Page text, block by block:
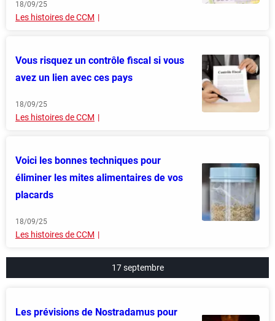
18/09/25
Les histoires de CCM
Vous risquez un contrôle fiscal si vous
avez un lien avec ces pays
18/09/25
Les histoires de CCM
Voici les bonnes techniques pour
éliminer les mites alimentaires de vos
placards
18/09/25
Les histoires de CCM
17 septembre
Les prévisions de Nostradamus pour